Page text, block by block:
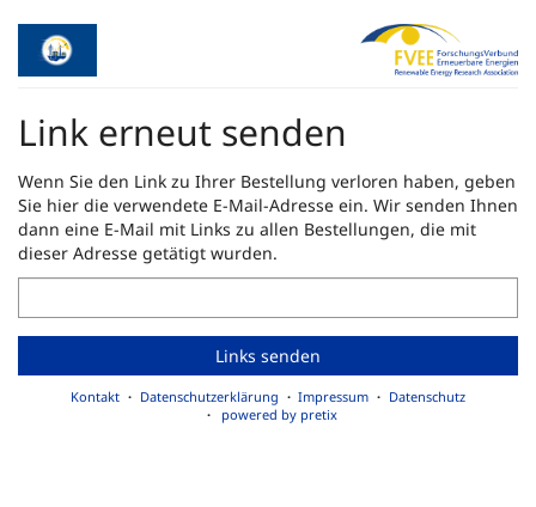
Zum
Haupt-
Inhalt
Link erneut senden
Wenn Sie den Link zu Ihrer Bestellung verloren haben, geben
Sie hier die verwendete E-Mail-Adresse ein. Wir senden Ihnen
dann eine E-Mail mit Links zu allen Bestellungen, die mit
dieser Adresse getätigt wurden.
Mail
Links senden
Kontakt Datenschutzerklärung Impressum
Datenschutz
powered by pretix